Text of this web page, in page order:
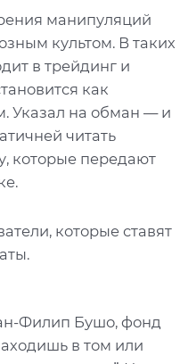
манипуляций
культом. В таких
в трейдинг и
как
Указал на обман — и
читать
которые передают
которые ставят
Филип Бушо, фонд
в том или